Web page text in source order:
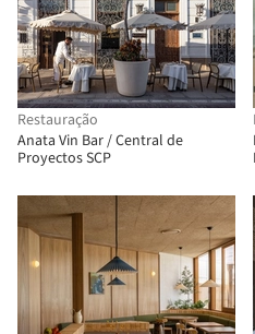
Restauração
Anata Vin Bar / Central de
Proyectos SCP